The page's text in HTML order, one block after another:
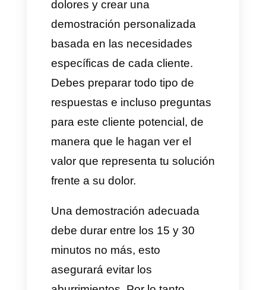
clientes. Sin embargo, en esta
ocasión nos vamos a centrar en
lo que nosotros consideramos
los 5 mejores tips de venta
Saas.
1) Centrate en resolver
dolores y no en vender
Lo más seguro es que a
medida que tu negocio avance,
aparezcan clientes que